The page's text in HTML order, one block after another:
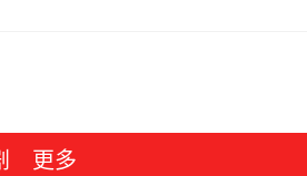
更多